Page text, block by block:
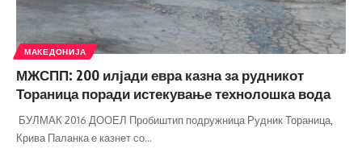
МАКЕДОНИЈА
МЖСПП: 200 илјади евра казна за рудникот
Тораница поради истекување технолошка вода
БУЛМАК 2016 ДООЕЛ Пробиштип подружница Рудник Тораница,
Крива Паланка е казнет со…